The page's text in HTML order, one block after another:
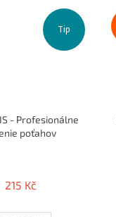
Tip
- Profesionálne
poťahov
215 Kč